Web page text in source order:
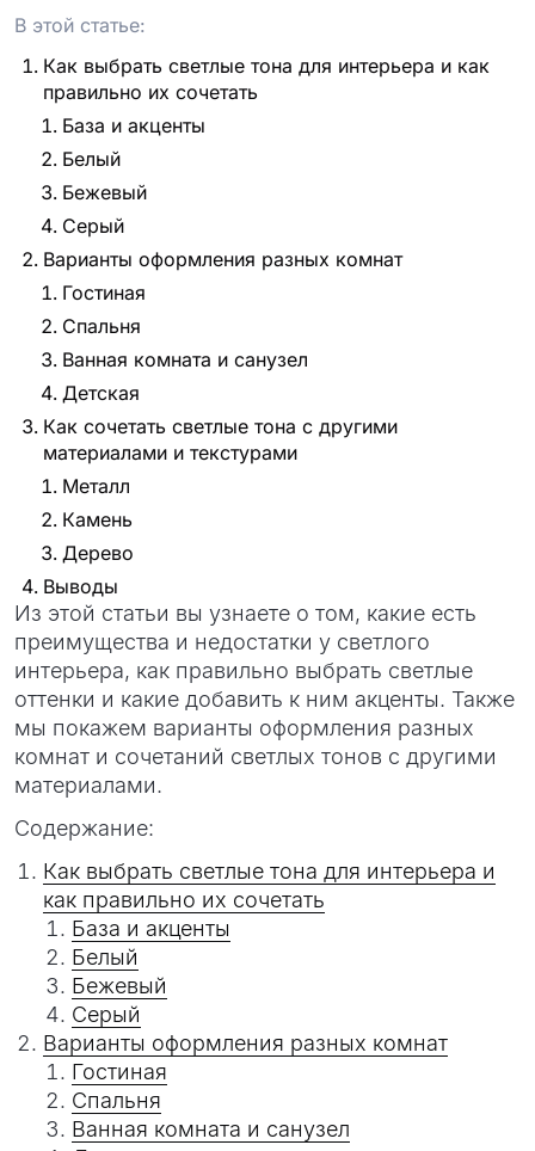
В этой статье:
Как выбрать светлые тона для интерьера и как
правильно их сочетать
База и акценты
Белый
Бежевый
Серый
Варианты оформления разных комнат
Гостиная
Спальня
Ванная комната и санузел
Детская
Как сочетать светлые тона с другими
материалами и текстурами
Металл
Камень
Дерево
Выводы
Из этой статьи вы узнаете о том, какие есть
преимущества и недостатки у светлого
интерьера, как правильно выбрать светлые
оттенки и какие добавить к ним акценты. Также
мы покажем варианты оформления разных
комнат и сочетаний светлых тонов с другими
материалами.
Содержание:
Как выбрать светлые тона для интерьера и
как правильно их сочетать
База и акценты
Белый
Бежевый
Серый
Варианты оформления разных комнат
Гостиная
Спальня
Ванная комната и санузел